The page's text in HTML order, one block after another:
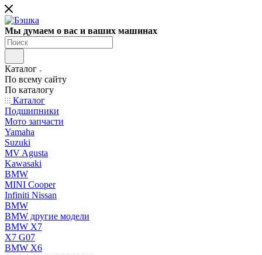
Мы думаем о вас и ваших машинах
Каталог
По всему сайту
По каталогу
Каталог
Подшипники
Мото запчасти
Yamaha
Suzuki
MV Agusta
Kawasaki
BMW
MINI Cooper
Infiniti Nissan
BMW
BMW другие модели
BMW X7
X7 G07
BMW X6